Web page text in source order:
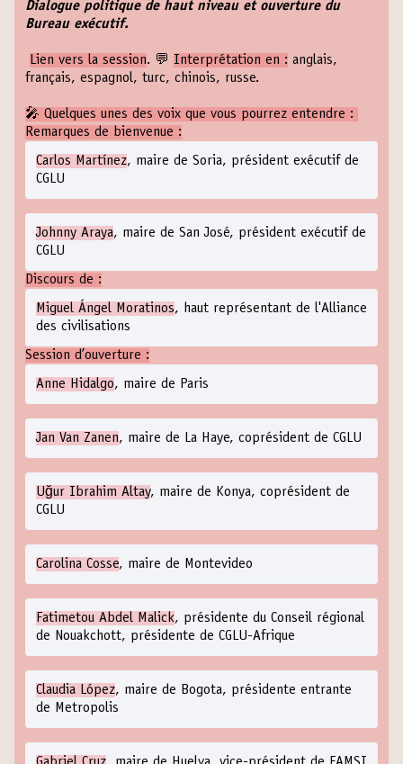
Dialogue politique de haut niveau et ouverture du
Bureau exécutif.
Lien vers la session. 💬 Interprétation en : anglais,
français, espagnol, turc, chinois, russe.
🎤 Quelques unes des voix que vous pourrez entendre :
Remarques de bienvenue :
Carlos Martínez, maire de Soria, président exécutif de
CGLU
Johnny Araya, maire de San José, président exécutif de
CGLU
Discours de :
Miguel Ángel Moratinos, haut représentant de l'Alliance
des civilisations
Session d’ouverture :
Anne Hidalgo, maire de Paris
Jan Van Zanen, maire de La Haye, coprésident de CGLU
Uğur Ibrahim Altay, maire de Konya, coprésident de
CGLU
Carolina Cosse, maire de Montevideo
Fatimetou Abdel Malick, présidente du Conseil régional
de Nouakchott, présidente de CGLU-Afrique
Claudia López, maire de Bogota, présidente entrante
de Metropolis